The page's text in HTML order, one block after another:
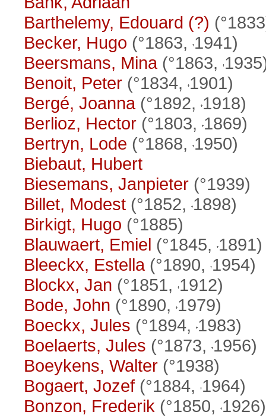
Barthelemy, Edouard (?)
Becker, Hugo (°1863, 1941)
Beersmans, Mina(°1863,
Benoit, Peter (°1834, 1901)
Bergé, Joanna(°1892, 1918)
Berlioz, Hector (°1803, 1869)
Bertryn, Lode (°1868, 1950)
Biebaut, Hubert
Biesemans, Janpieter (°1939)
Billet, Modest (°1852, 1898)
Birkigt, Hugo (°1885)
Blauwaert, Emiel (°1845, 1891)
Bleeckx, Estella(°1890, 1954)
Blockx, Jan (°1851, 1912)
Bode, John (°1890, 1979)
Boeckx, Jules (°1894, 1983)
Boelaerts, Jules (°1873, 1956)
Boeykens, Walter (°1938)
Bogaert, Jozef(°1884, 1964)
Bonzon, Frederik (°1850, 1926)